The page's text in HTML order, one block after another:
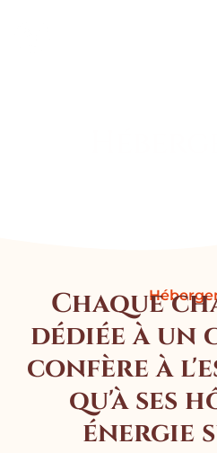
Chaque
dédiée à
confère à
qu'à ses
énergie